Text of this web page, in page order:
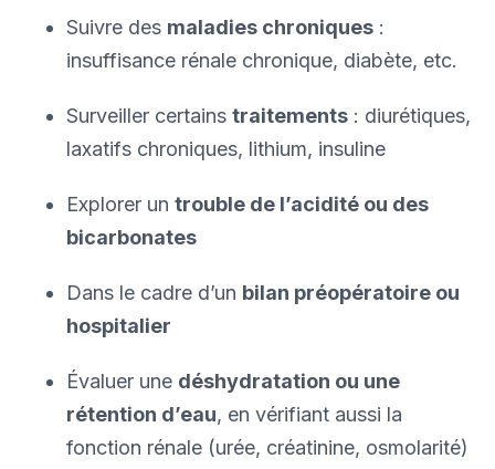
Suivre des maladies chroniques :
insuffisance rénale chronique, diabète, etc.
Surveiller certains traitements : diurétiques,
laxatifs chroniques, lithium, insuline
Explorer un trouble de l’acidité ou des
bicarbonates
Dans le cadre d’un bilan préopératoire ou
hospitalier
Évaluer une déshydratation ou une
rétention d’eau, en vérifiant aussi la
fonction rénale (urée, créatinine, osmolarité)